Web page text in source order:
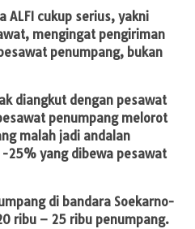
ALFI cukup serius, yakni
mengingat pengiriman
penumpang, bukan
diangkut dengan pesawat
penumpang melorot
malah jadi andalan
25% yang dibewa pesawat
di bandara Soekarno-
ribu – 25 ribu penumpang.